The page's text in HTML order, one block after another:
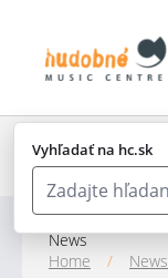
Vyhľadať na hc.sk
News
Home
/ News